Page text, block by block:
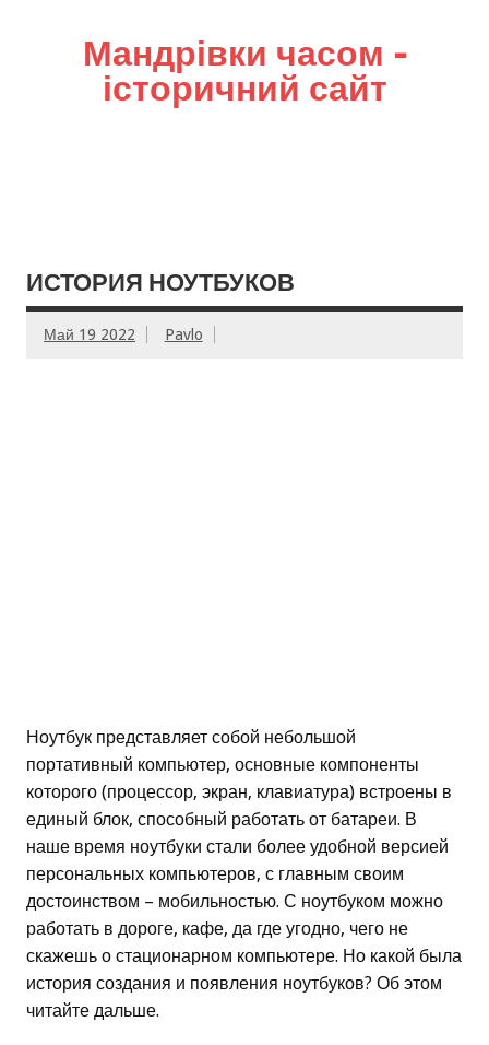
Мандрівки часом –
історичний сайт
ИСТОРИЯ НОУТБУКОВ
Май 19 2022 Pavlo
Ноутбук представляет собой небольшой
портативный компьютер, основные компоненты
которого (процессор, экран, клавиатура) встроены в
единый блок, способный работать от батареи. В
наше время ноутбуки стали более удобной версией
персональных компьютеров, с главным своим
достоинством – мобильностью. С ноутбуком можно
работать в дороге, кафе, да где угодно, чего не
скажешь о стационарном компьютере. Но какой была
история создания и появления ноутбуков? Об этом
читайте дальше.